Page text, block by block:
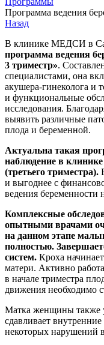
Программа ведения
Назад
В клинике МЕДСИ в
программа ведения
3 триместр».
специалистами, она
акушера-гинеколога и
и функциональные
исследования.
выявить различные
плода и беременной.
Актуальна такая
наблюдение в
(третьего триместра).
и выгоднее с
ведения беременности
Комплексные
опытными врачами
на данном этапе
полностью.
систем. Кроха
матери. Активно
в начале триместра
движения необходимо
Матка женщины также
сдавливает
некоторых нарушений